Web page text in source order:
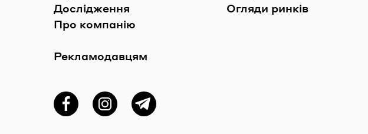
Дослідження
Про компанію
Рекламодавцям
Огляди ринків
ФейсбукInstagramTelegram